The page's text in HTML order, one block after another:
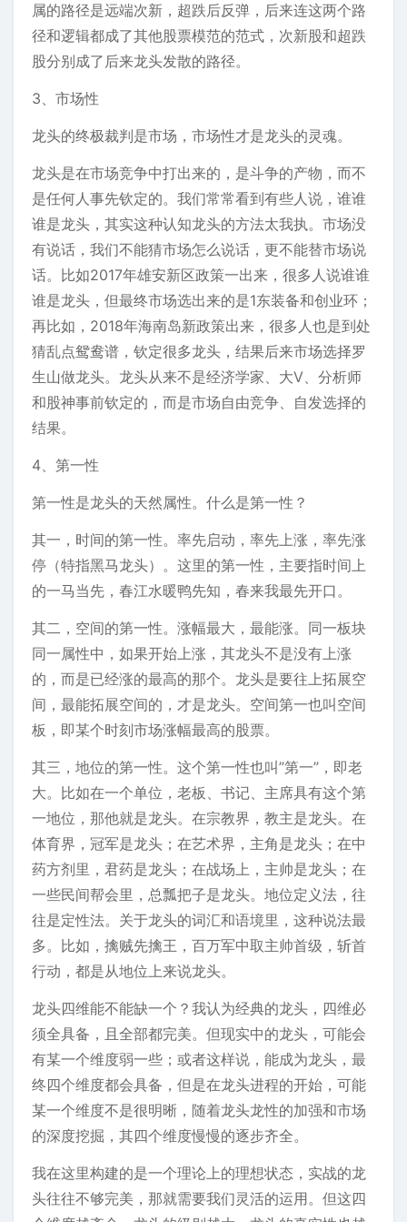
属的路径是远端次新，超跌后反弹，后来连这两个路
径和逻辑都成了其他股票模范的范式，次新股和超跌
股分别成了后来龙头发散的路径。
3、市场性
龙头的终极裁判是市场，市场性才是龙头的灵魂。
龙头是在市场竞争中打出来的，是斗争的产物，而不
是任何人事先钦定的。我们常常看到有些人说，谁谁
谁是龙头，其实这种认知龙头的方法太我执。市场没
有说话，我们不能猜市场怎么说话，更不能替市场说
话。比如2017年雄安新区政策一出来，很多人说谁谁
谁是龙头，但最终市场选出来的是1东装备和创业环；
再比如，2018年海南岛新政策出来，很多人也是到处
猜乱点鸳鸯谱，钦定很多龙头，结果后来市场选择罗
生山做龙头。龙头从来不是经济学家、大V、分析师
和股神事前钦定的，而是市场自由竞争、自发选择的
结果。
4、第一性
第一性是龙头的天然属性。什么是第一性？
其一，时间的第一性。率先启动，率先上涨，率先涨
停（特指黑马龙头）。这里的第一性，主要指时间上
的一马当先，春江水暖鸭先知，春来我最先开口。
其二，空间的第一性。涨幅最大，最能涨。同一板块
同一属性中，如果开始上涨，其龙头不是没有上涨
的，而是已经涨的最高的那个。龙头是要往上拓展空
间，最能拓展空间的，才是龙头。空间第一也叫空间
板，即某个时刻市场涨幅最高的股票。
其三，地位的第一性。这个第一性也叫”第一”，即老
大。比如在一个单位，老板、书记、主席具有这个第
一地位，那他就是龙头。在宗教界，教主是龙头。在
体育界，冠军是龙头；在艺术界，主角是龙头；在中
药方剂里，君药是龙头；在战场上，主帅是龙头；在
一些民间帮会里，总瓢把子是龙头。地位定义法，往
往是定性法。关于龙头的词汇和语境里，这种说法最
多。比如，擒贼先擒王，百万军中取主帅首级，斩首
行动，都是从地位上来说龙头。
龙头四维能不能缺一个？我认为经典的龙头，四维必
须全具备，且全部都完美。但现实中的龙头，可能会
有某一个维度弱一些；或者这样说，能成为龙头，最
终四个维度都会具备，但是在龙头进程的开始，可能
某一个维度不是很明晰，随着龙头龙性的加强和市场
的深度挖掘，其四个维度慢慢的逐步齐全。
我在这里构建的是一个理论上的理想状态，实战的龙
头往往不够完美，那就需要我们灵活的运用。但这四